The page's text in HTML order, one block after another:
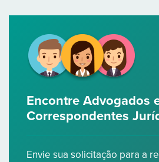
Encontre Advogados
Correspondentes
Envie sua solicitação para a